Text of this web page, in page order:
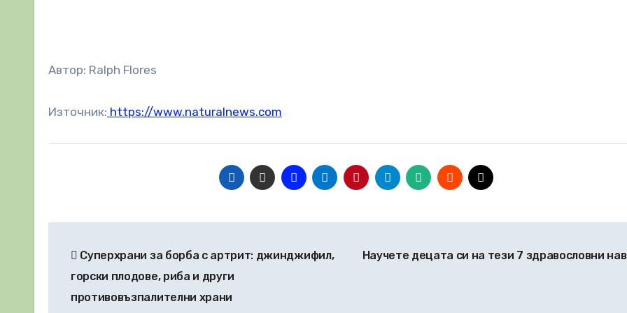
Автор: Ralph Flores
Източник: https://www.naturalnews.com
Суперхрани за борба с артрит: джинджифил,
горски плодове, риба и други
противовъзпалителни храни
Научете децата си на тези 7 здравословни